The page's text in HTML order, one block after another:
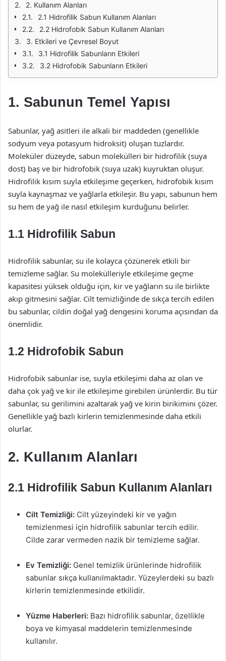
2. Kullanım Alanları
2.1 Hidrofilik Sabun Kullanım Alanları
2.2 Hidrofobik Sabun Kullanım Alanları
3. Etkileri ve Çevresel Boyut
3.1 Hidrofilik Sabunların Etkileri
3.2 Hidrofobik Sabunların Etkileri
1. Sabunun Temel Yapısı
Sabunlar, yağ asitleri ile alkali bir maddeden (genellikle
sodyum veya potasyum hidroksit) oluşan tuzlardır.
Moleküler düzeyde, sabun molekülleri bir hidrofilik (suya
dost) baş ve bir hidrofobik (suya uzak) kuyruktan oluşur.
Hidrofilik kısım suyla etkileşime geçerken, hidrofobik kısım
suyla kaynaşmaz ve yağlarla etkileşir. Bu yapı, sabunun hem
su hem de yağ ile nasıl etkileşim kurduğunu belirler.
1.1 Hidrofilik Sabun
Hidrofilik sabunlar, su ile kolayca çözünerek etkili bir
temizleme sağlar. Su molekülleriyle etkileşime geçme
kapasitesi yüksek olduğu için, kir ve yağların su ile birlikte
akıp gitmesini sağlar. Cilt temizliğinde de sıkça tercih edilen
bu sabunlar, cildin doğal yağ dengesini koruma açısından da
önemlidir.
1.2 Hidrofobik Sabun
Hidrofobik sabunlar ise, suyla etkileşimi daha az olan ve
daha çok yağ ve kir ile etkileşime girebilen ürünlerdir. Bu tür
sabunlar, su gerilimini azaltarak yağ ve kirin birikimini çözer.
Genellikle yağ bazlı kirlerin temizlenmesinde daha etkili
olurlar.
2. Kullanım Alanları
2.1 Hidrofilik Sabun Kullanım Alanları
Cilt Temizliği: Cilt yüzeyindeki kir ve yağın
temizlenmesi için hidrofilik sabunlar tercih edilir.
Cilde zarar vermeden nazik bir temizleme sağlar.
Ev Temizliği: Genel temizlik ürünlerinde hidrofilik
sabunlar sıkça kullanılmaktadır. Yüzeylerdeki su bazlı
kirlerin temizlenmesinde etkilidir.
Yüzme Haberleri: Bazı hidrofilik sabunlar, özellikle
boya ve kimyasal maddelerin temizlenmesinde
kullanılır.